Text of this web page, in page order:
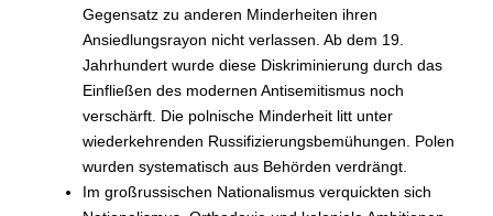
Gegensatz zu anderen Minderheiten ihren
Ansiedlungsrayon nicht verlassen. Ab dem 19.
Jahrhundert wurde diese Diskriminierung durch das
Einfließen des modernen Antisemitismus noch
verschärft. Die polnische Minderheit litt unter
wiederkehrenden Russifizierungsbemühungen. Polen
wurden systematisch aus Behörden verdrängt.
Im großrussischen Nationalismus verquickten sich